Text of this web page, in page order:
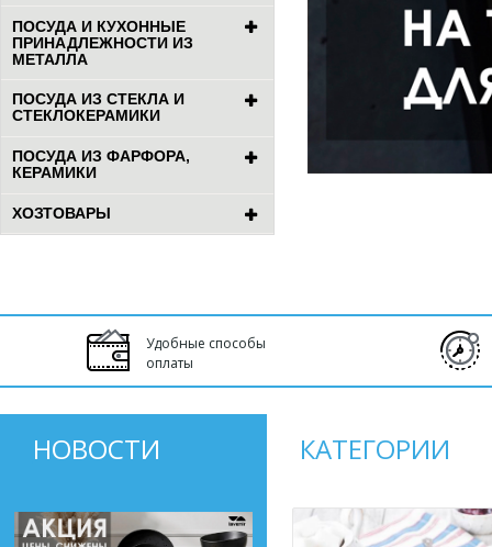
ПОСУДА И КУХОННЫЕ
ПРИНАДЛЕЖНОСТИ ИЗ
МЕТАЛЛА
ПОСУДА ИЗ СТЕКЛА И
СТЕКЛОКЕРАМИКИ
ПОСУДА ИЗ ФАРФОРА,
КЕРАМИКИ
ХОЗТОВАРЫ
Удобные способы
оплаты
НОВОСТИ КАТЕГОРИИ